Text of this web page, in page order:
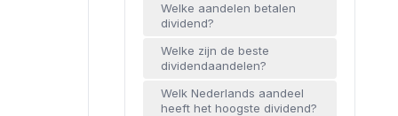
Welke aandelen betalen
dividend?
Welke zijn de beste
dividendaandelen?
Welk Nederlands aandeel
heeft het hoogste dividend?